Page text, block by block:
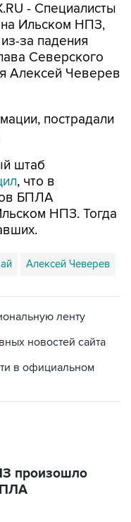
- Специалисты
Ильском НПЗ,
за падения
Северского
Алексей Чеверев
пострадали
штаб
, что в
БПЛА
НПЗ. Тогда
Алексей Чеверев
ленту
новостей сайта
в официальном
произошло